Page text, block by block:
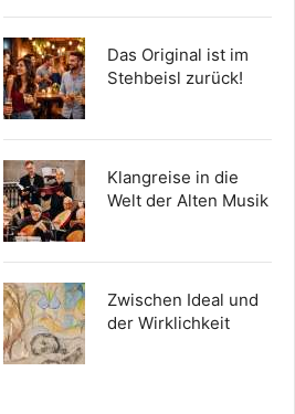
Das Original ist im
Stehbeisl zurück!
Klangreise in die
Welt der Alten Musik
Zwischen Ideal und
der Wirklichkeit